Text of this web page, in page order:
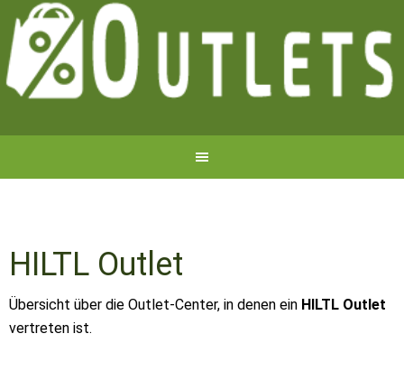
HILTL Outlet
Übersicht über die Outlet-Center, in denen ein HILTL Outlet
vertreten ist.